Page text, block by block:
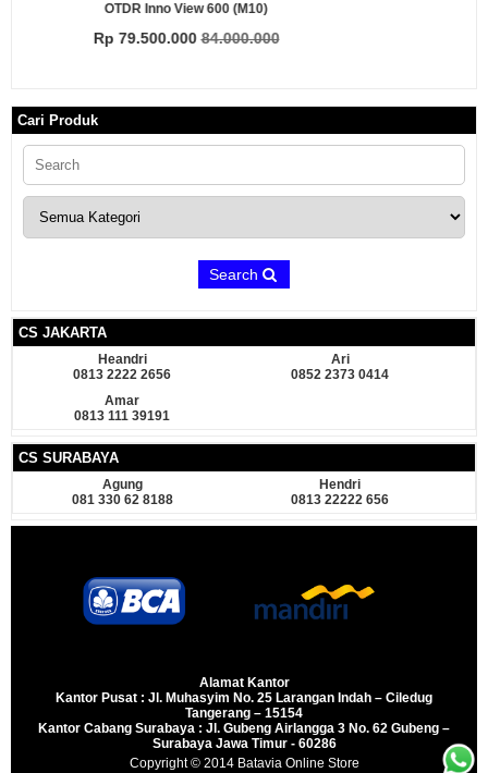
Rp 22.300.000
Cari Produk
Search
CS JAKARTA
Heandri
0813 2222 2656
Ari
0852 2373 0414
Amar
0813 111 39191
CS SURABAYA
Agung
081 330 62 8188
Hendri
0813 22222 656
Alamat Kantor
Kantor Pusat : Jl. Muhasyim No. 25 Larangan Indah – Ciledug
Tangerang – 15154
Kantor Cabang Surabaya : Jl. Gubeng Airlangga 3 No. 62 Gubeng –
Surabaya Jawa Timur - 60286
Copyright © 2014 Batavia Online Store